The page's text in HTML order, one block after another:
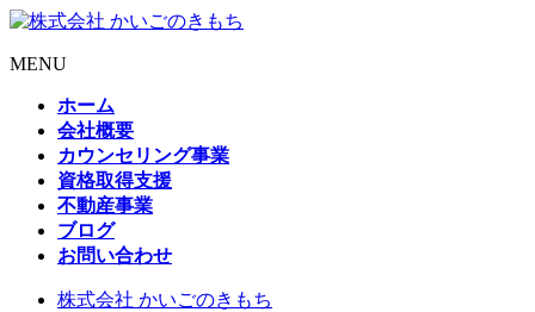
MENU
ホーム
会社概要
カウンセリング事業
資格取得支援
不動産事業
ブログ
お問い合わせ
株式会社 かいごのきもち